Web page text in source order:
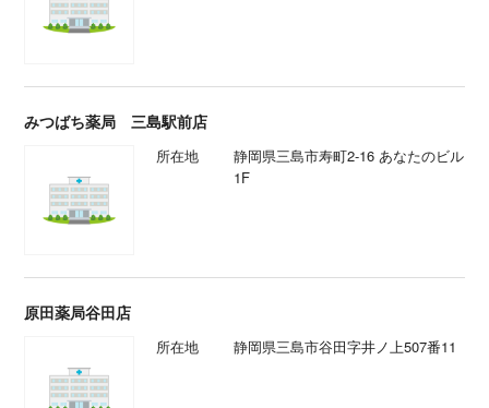
みつばち薬局 三島駅前店
所在地
静岡県三島市寿町2-16 あなたのビル
1F
原田薬局谷田店
所在地 静岡県三島市谷田字井ノ上507番11